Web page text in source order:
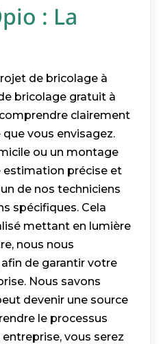
: La
de bricolage à
bricolage gratuit à
clairement
vous envisagez.
ou un montage
estimation précise et
de nos techniciens
spécifiques. Cela
mettant en lumière
nous nous
de garantir votre
Nous savons
devenir une source
le processus
vous serez